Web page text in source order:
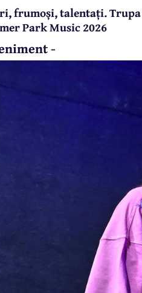
frumoși, talentați. Trupa
Park Music 2026
-